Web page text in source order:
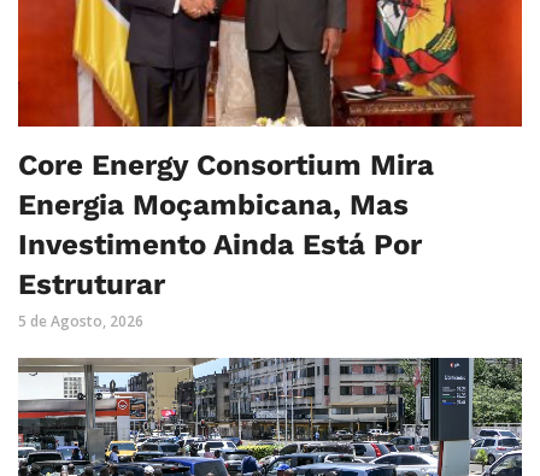
Core Energy Consortium Mira
Energia Moçambicana, Mas
Investimento Ainda Está Por
Estruturar
5 de Agosto, 2026